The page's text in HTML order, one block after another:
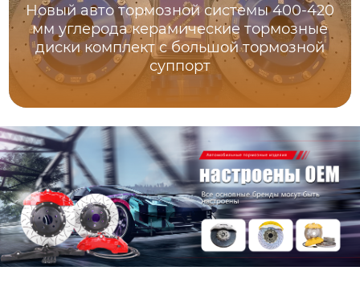
Новый авто тормозной системы 400-420
мм углерода керамические тормозные
диски комплект с большой тормозной
суппорт